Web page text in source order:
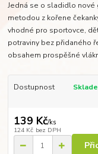
Jedná se o sladidlo nové
metodou z kořene
vhodné pro sportovce,
potraviny bez přidaného
obsahem prospěšné
Dostupnost
139 Kč/ks
124 Kč bez DPH